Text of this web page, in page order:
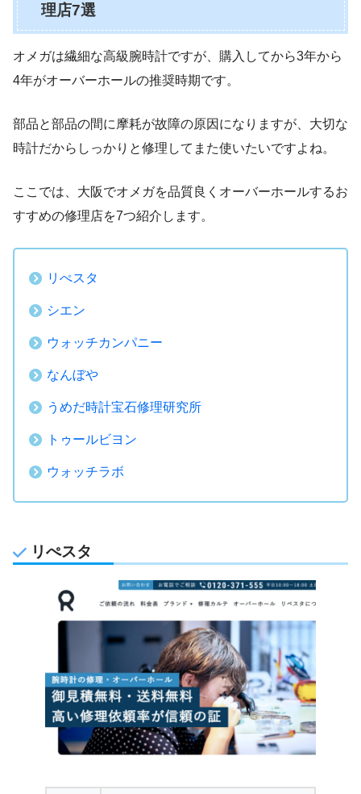
理店7選
オメガは繊細な高級腕時計ですが、購入してから3年から
4年がオーバーホールの推奨時期です。
部品と部品の間に摩耗が故障の原因になりますが、大切な
時計だからしっかりと修理してまた使いたいですよね。
ここでは、大阪でオメガを品質良くオーバーホールするお
すすめの修理店を7つ紹介します。
リぺスタ
シエン
ウォッチカンパニー
なんぼや
うめだ時計宝石修理研究所
トゥールビヨン
ウォッチラボ
リぺスタ